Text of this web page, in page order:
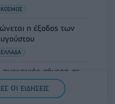
ΚΟΣΜΟΣ
η έξοδος των
ΕΛΛΑΔΑ
πυρκαγιάς σήμερα σε
Εύβοια και
ΟΙ ΕΙΔΗΣΕΙΣ